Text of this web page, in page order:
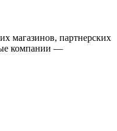
магазинов, партнерских
компании —